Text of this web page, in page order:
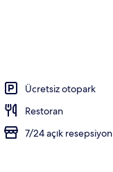
Ücretsiz otopark
Restoran
7/24 açık resepsiyon